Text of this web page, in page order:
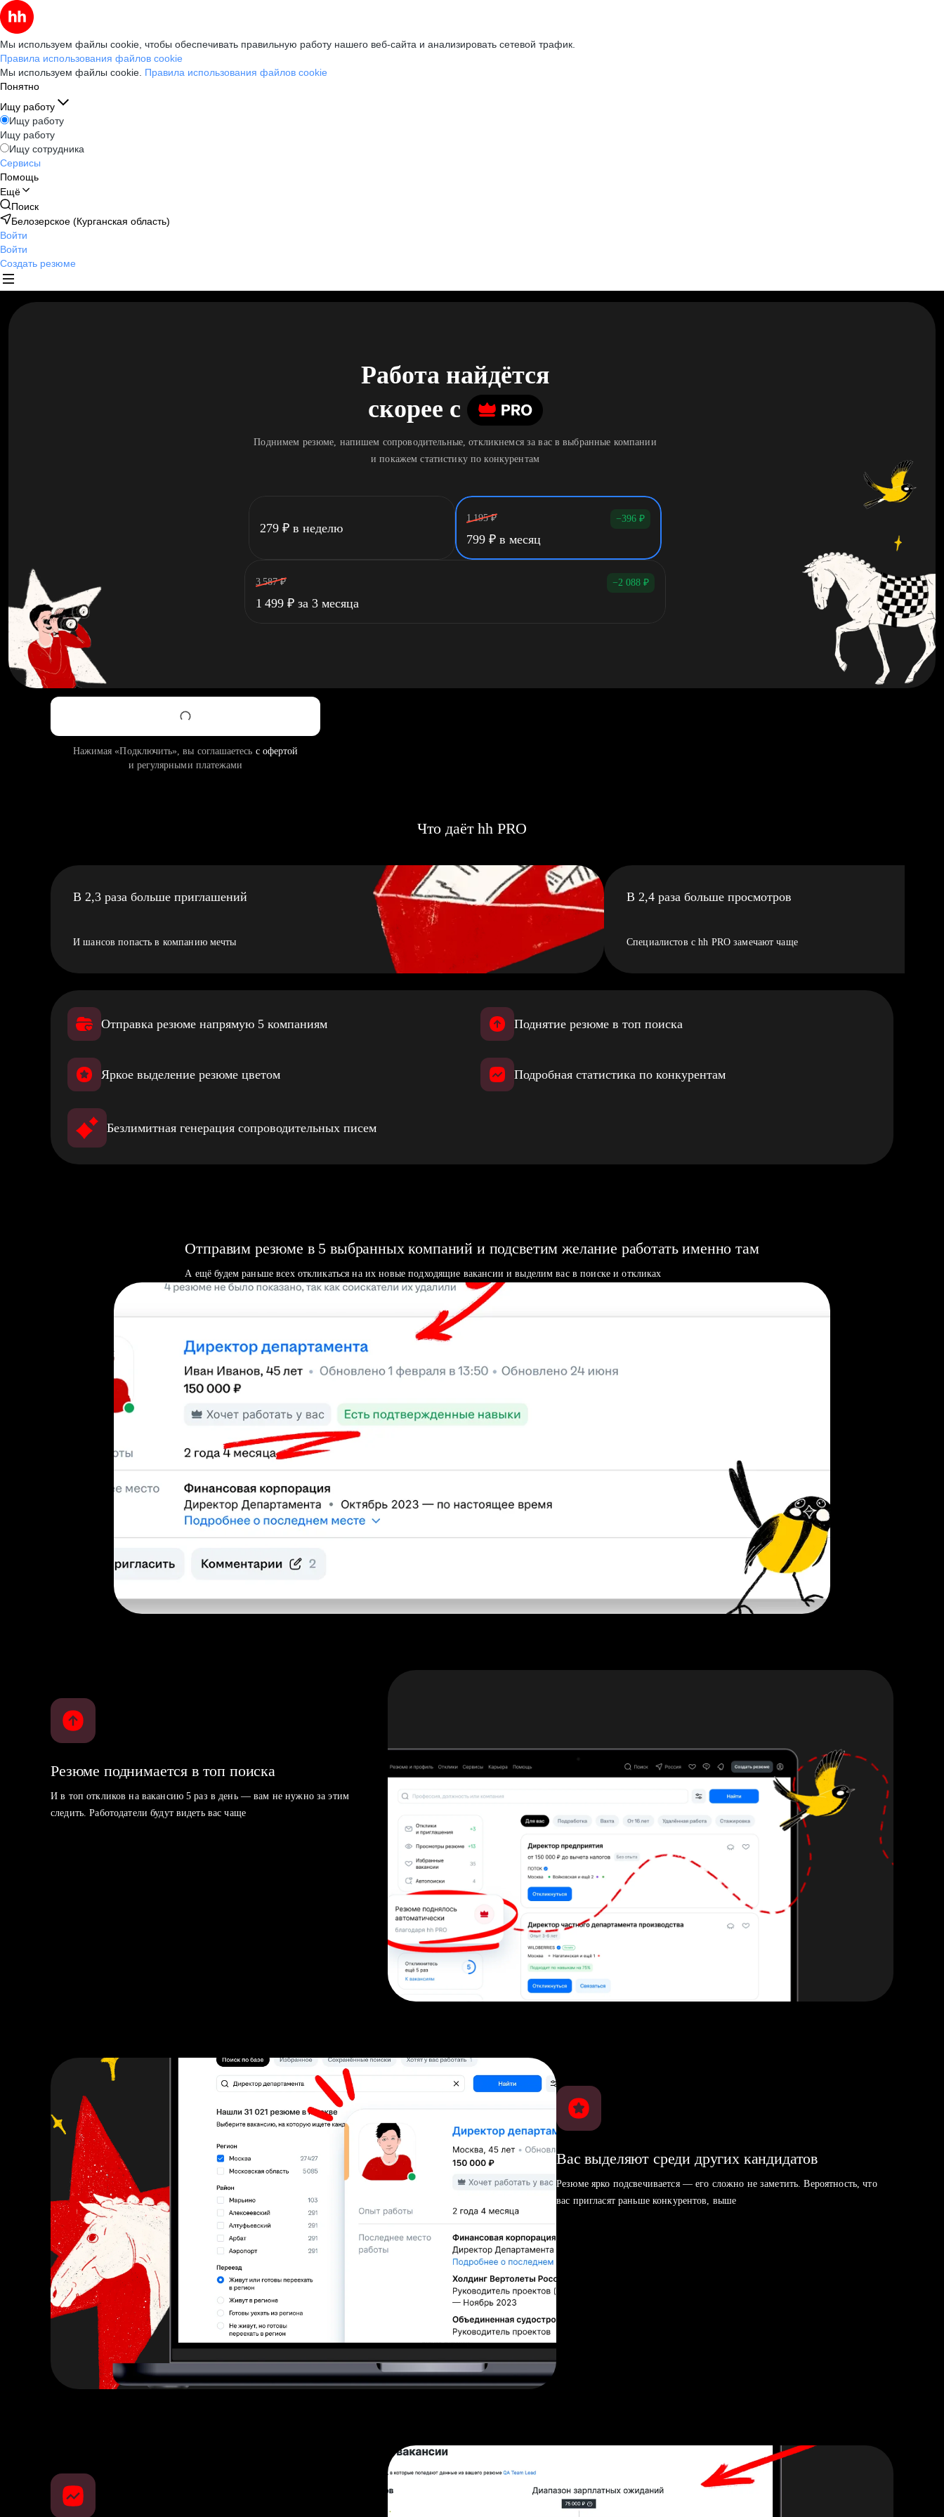
Мы используем файлы cookie, чтобы обеспечивать правильную работу нашего веб-сайта и анализировать сетевой трафик.
Правила использования файлов cookie
Мы используем файлы cookie. Правила использования файлов cookie
Понятно
Ищу работу
Ищу работу
Ищу работу
Ищу сотрудника
Сервисы
Помощь
Ещё
Поиск
Белозерское (Курганская область)
Войти
Войти
Создать резюме
Работа найдётся
скорее c
Поднимем резюме, напишем сопроводительные, откликнемся за вас в выбранные компании
и покажем статистику по конкурентам
279 ₽ в неделю
1 195 ₽ −396 ₽
799 ₽ в месяц
3 587 ₽ −2 088 ₽
1 499 ₽ за 3 месяца
Нажимая «Подключить», вы соглашаетесь с офертой
и регулярными платежами
Что даёт hh PRO
В 2,3 раза больше приглашений
И шансов попасть в компанию мечты
В 2,4 раза больше просмотров
Специалистов с hh PRO замечают чаще
Отправка резюме напрямую 5 компаниям Поднятие резюме в топ поиска
Яркое выделение резюме цветом Подробная статистика по конкурентам
Безлимитная генерация сопроводительных писем
Отправим резюме в 5 выбранных компаний и подсветим желание работать именно там
А ещё будем раньше всех откликаться на их новые подходящие вакансии и выделим вас в поиске и откликах
Резюме поднимается в топ поиска
И в топ откликов на вакансию 5 раз в день — вам не нужно за этим
следить. Работодатели будут видеть вас чаще
Вас выделяют среди других кандидатов
Резюме ярко подсвечивается — его сложно не заметить. Вероятность, что
вас пригласят раньше конкурентов, выше